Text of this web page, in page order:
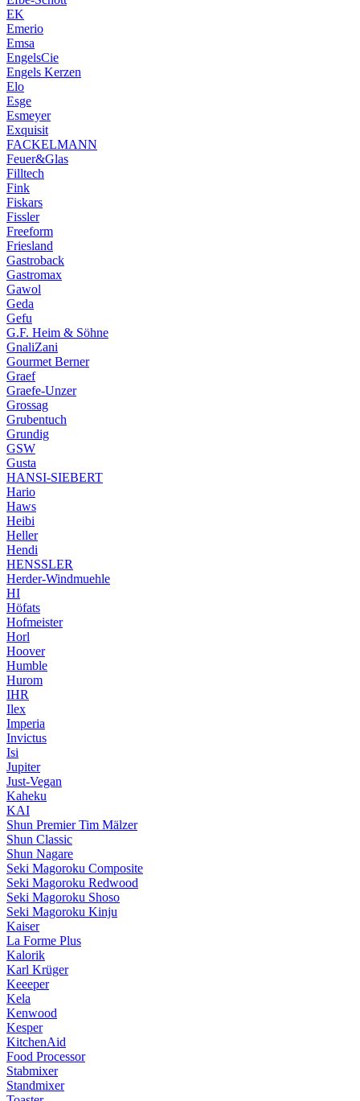
EK
Emerio
Emsa
EngelsCie
Engels Kerzen
Elo
Esge
Esmeyer
Exquisit
FACKELMANN
Feuer&Glas
Filltech
Fink
Fiskars
Fissler
Freeform
Friesland
Gastroback
Gastromax
Gawol
Geda
Gefu
G.F. Heim & Söhne
GnaliZani
Gourmet Berner
Graef
Graefe-Unzer
Grossag
Grubentuch
Grundig
GSW
Gusta
HANSI-SIEBERT
Hario
Haws
Heibi
Heller
Hendi
HENSSLER
Herder-Windmuehle
HI
Höfats
Hofmeister
Horl
Hoover
Humble
Hurom
IHR
Ilex
Imperia
Invictus
Isi
Jupiter
Just-Vegan
Kaheku
KAI
Shun Premier Tim Mälzer
Shun Classic
Shun Nagare
Seki Magoroku Composite
Seki Magoroku Redwood
Seki Magoroku Shoso
Seki Magoroku Kinju
Kaiser
La Forme Plus
Kalorik
Karl Krüger
Keeeper
Kela
Kenwood
Kesper
KitchenAid
Food Processor
Stabmixer
Standmixer